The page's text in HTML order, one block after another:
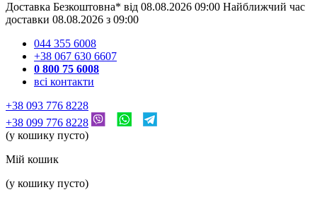
Доставка Безкоштовна* від 08.08.2026 09:00 Найближчий час
доставки 08.08.2026 з 09:00
044 355 6008
+38 067 630 6607
0 800 75 6008
всі контакти
+38 093 776 8228
+38 099 776 8228
(у кошику пусто)
Мій кошик
(у кошику пусто)